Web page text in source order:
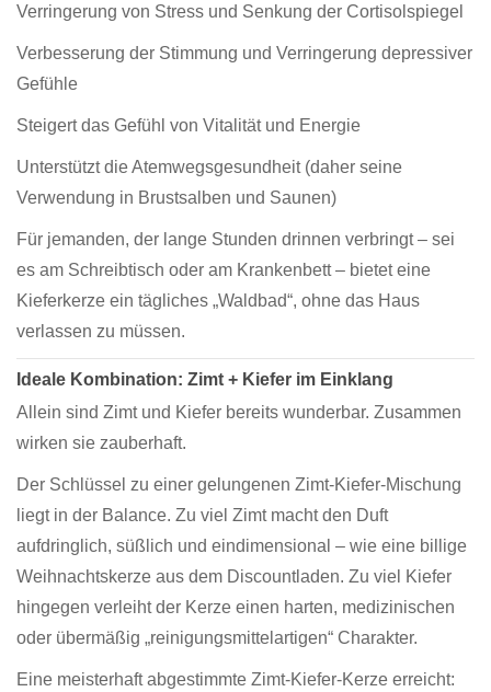
Verringerung von Stress und Senkung der Cortisolspiegel
Verbesserung der Stimmung und Verringerung depressiver
Gefühle
Steigert das Gefühl von Vitalität und Energie
Unterstützt die Atemwegsgesundheit (daher seine
Verwendung in Brustsalben und Saunen)
Für jemanden, der lange Stunden drinnen verbringt – sei
es am Schreibtisch oder am Krankenbett – bietet eine
Kieferkerze ein tägliches „Waldbad“, ohne das Haus
verlassen zu müssen.
Ideale Kombination: Zimt + Kiefer im Einklang
Allein sind Zimt und Kiefer bereits wunderbar. Zusammen
wirken sie zauberhaft.
Der Schlüssel zu einer gelungenen Zimt-Kiefer-Mischung
liegt in der Balance. Zu viel Zimt macht den Duft
aufdringlich, süßlich und eindimensional – wie eine billige
Weihnachtskerze aus dem Discountladen. Zu viel Kiefer
hingegen verleiht der Kerze einen harten, medizinischen
oder übermäßig „reinigungsmittelartigen“ Charakter.
Eine meisterhaft abgestimmte Zimt-Kiefer-Kerze erreicht: